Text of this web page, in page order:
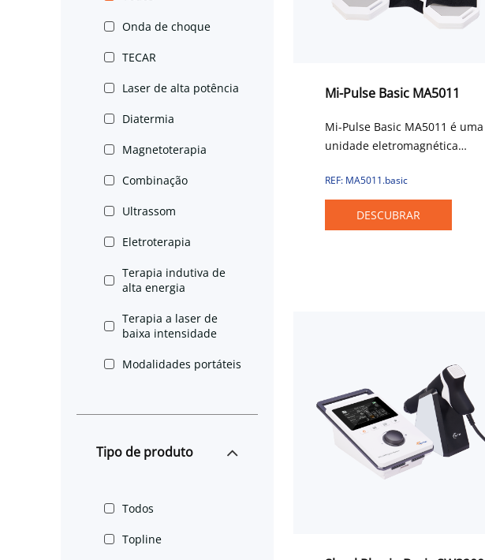
Onda de choque
TECAR
Laser de alta potência
Diatermia
Magnetoterapia
Combinação
Ultrassom
Eletroterapia
Terapia indutiva de
alta energia
Terapia a laser de
baixa intensidade
Modalidades portáteis
Tipo de produto
Todos
Topline
Mi-Pulse Basic MA5011
Mi-Pulse Basic MA5011 é uma
unidade eletromagnética
parâmetros excepcionais. A
terapia eletromagnética
pulsada é uma abordagem
REF: MA5011.basic
DESCUBRAR